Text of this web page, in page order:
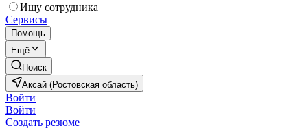
Ищу сотрудника
Сервисы
Помощь
Ещё
Поиск
Аксай (Ростовская область)
Войти
Войти
Создать резюме